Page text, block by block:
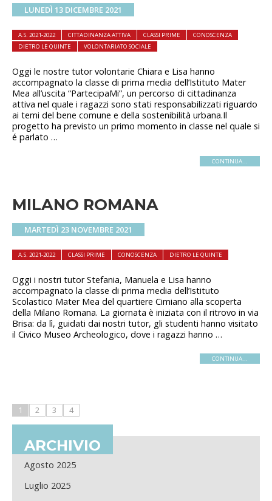
LUNEDÌ 13 DICEMBRE 2021
A.S. 2021-2022 CITTADINANZA ATTIVA CLASSI PRIME
CONOSCENZA
DIETRO LE QUINTE
VOLONTARIATO SOCIALE
Oggi le nostre tutor volontarie Chiara e Lisa hanno
accompagnato la classe di prima media dell’Istituto Mater
Mea all’uscita “PartecipaMi”, un percorso di cittadinanza
attiva nel quale i ragazzi sono stati responsabilizzati riguardo
ai temi del bene comune e della sostenibilità urbana.Il
progetto ha previsto un primo momento in classe nel quale si
é parlato …
CONTINUA...
MILANO ROMANA
MARTEDÌ 23 NOVEMBRE 2021
A.S. 2021-2022 CLASSI PRIME CONOSCENZA DIETRO LE QUINTE
Oggi i nostri tutor Stefania, Manuela e Lisa hanno
accompagnato la classe di prima media dell’Istituto
Scolastico Mater Mea del quartiere Cimiano alla scoperta
della Milano Romana. La giornata è iniziata con il ritrovo in via
Brisa: da lì, guidati dai nostri tutor, gli studenti hanno visitato
il Civico Museo Archeologico, dove i ragazzi hanno …
CONTINUA...
1 2 3 4
ARCHIVIO
Agosto 2025
Luglio 2025